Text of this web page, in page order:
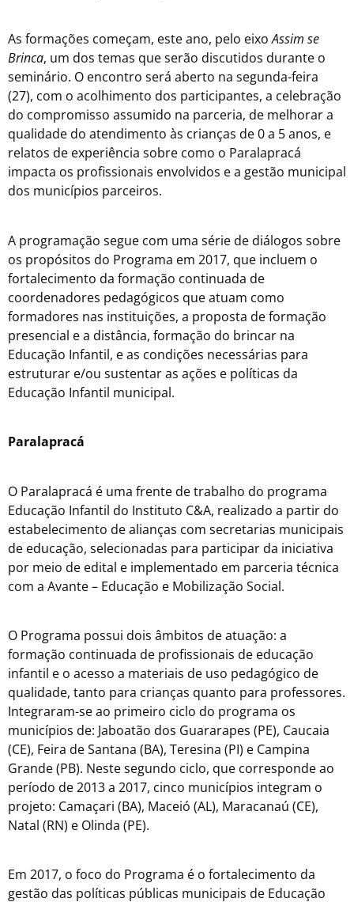
As formações começam, este ano, pelo eixoAssim se
Brinca, um dos temas que serão discutidos durante o
seminário. O encontro será aberto na segunda-feira
(27), com o acolhimento dos participantes, a celebração
do compromisso assumido na parceria, de melhorar a
qualidade do atendimento às crianças de 0 a 5 anos, e
relatos de experiência sobre como o Paralapracá
impacta os profissionais envolvidos e a gestão municipal
dos municípios parceiros.
A programação segue com uma série de diálogos sobre
os propósitos do Programa em 2017, que incluem o
fortalecimento da formação continuada de
coordenadores pedagógicos que atuam como
formadores nas instituições, a proposta de formação
presencial e a distância, formação do brincar na
Educação Infantil, e as condições necessárias para
estruturar e/ou sustentar as ações e políticas da
Educação Infantil municipal.
Paralapracá
O Paralapracá é uma frente de trabalho do programa
Educação Infantil do Instituto C&A, realizado a partir do
estabelecimento de alianças com secretarias municipais
de educação, selecionadas para participar da iniciativa
por meio de edital e implementado em parceria técnica
com a Avante – Educação e Mobilização Social.
O Programa possui dois âmbitos de atuação: a
formação continuada de profissionais de educação
infantil e o acesso a materiais de uso pedagógico de
qualidade, tanto para crianças quanto para professores.
Integraram-se ao primeiro ciclo do programa os
municípios de: Jaboatão dos Guararapes (PE), Caucaia
(CE), Feira de Santana (BA), Teresina (PI) e Campina
Grande (PB). Neste segundo ciclo, que corresponde ao
período de 2013 a 2017, cinco municípios integram o
projeto: Camaçari (BA), Maceió (AL), Maracanaú (CE),
Natal (RN) e Olinda (PE).
Em 2017, o foco do Programa é o fortalecimento da
gestão das políticas públicas municipais de Educação